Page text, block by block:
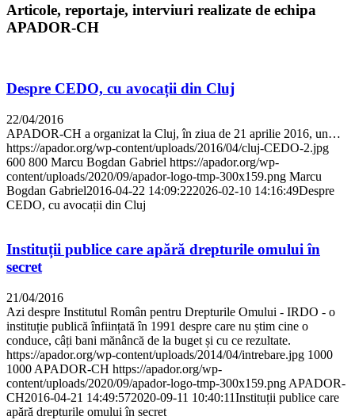
Articole, reportaje, interviuri realizate de echipa
APADOR-CH
Despre CEDO, cu avocații din Cluj
22/04/2016
APADOR-CH a organizat la Cluj, în ziua de 21 aprilie 2016, un…
https://apador.org/wp-content/uploads/2016/04/cluj-CEDO-2.jpg
600 800 Marcu Bogdan Gabriel https://apador.org/wp-
content/uploads/2020/09/apador-logo-tmp-300x159.png Marcu
Bogdan Gabriel2016-04-22 14:09:222026-02-10 14:16:49Despre
CEDO, cu avocații din Cluj
Instituții publice care apără drepturile omului în
secret
21/04/2016
Azi despre Institutul Român pentru Drepturile Omului - IRDO - o
instituție publică înființată în 1991 despre care nu știm cine o
conduce, câți bani mănâncă de la buget și cu ce rezultate.
https://apador.org/wp-content/uploads/2014/04/intrebare.jpg 1000
1000 APADOR-CH https://apador.org/wp-
content/uploads/2020/09/apador-logo-tmp-300x159.png APADOR-
CH2016-04-21 14:49:572020-09-11 10:40:11Instituții publice care
apără drepturile omului în secret